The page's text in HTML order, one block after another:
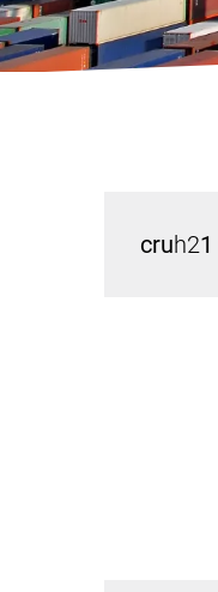
cruh21